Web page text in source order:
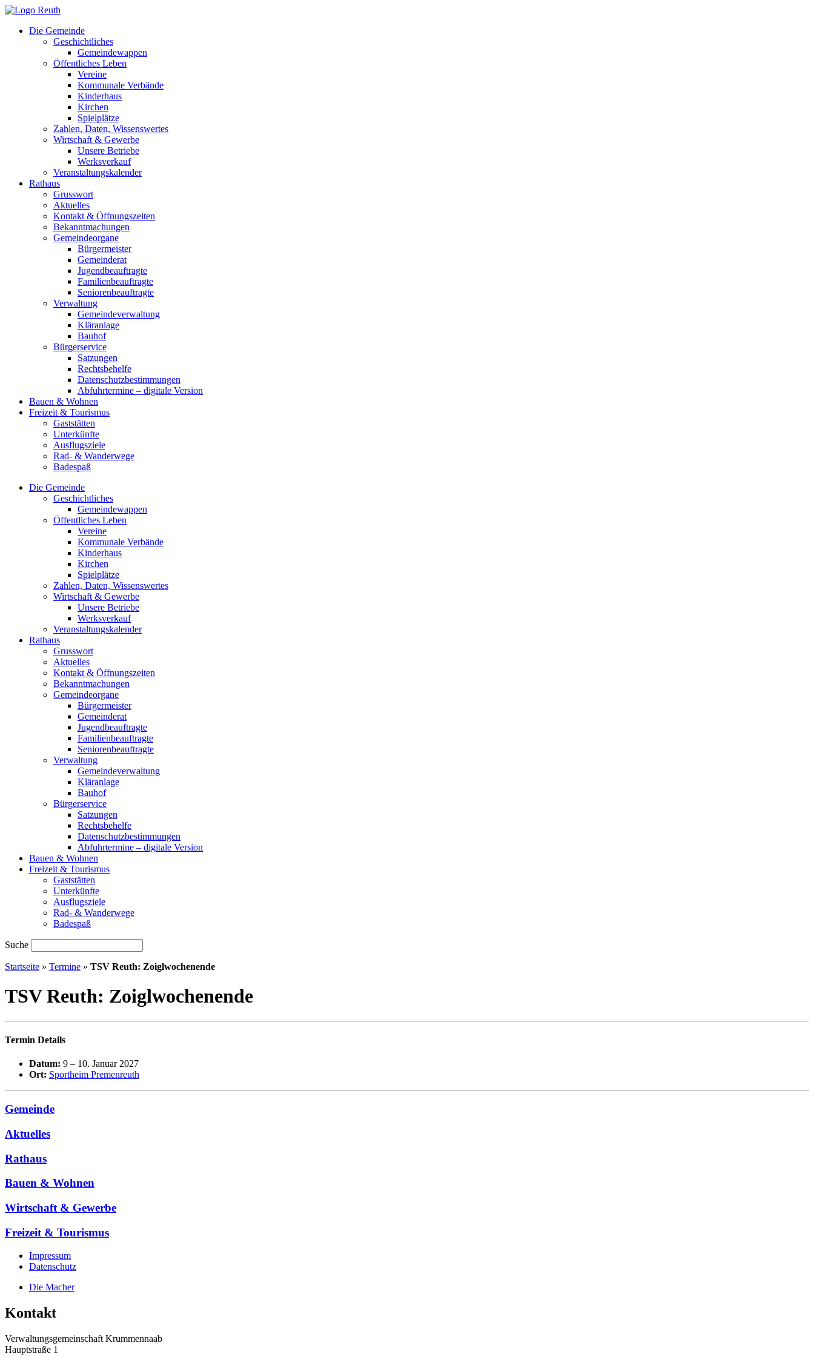
Zum
springenDie Gemeinde
Geschichtliches
Gemeindewappen
Öffentliches Leben
Vereine
Kommunale Verbände
Kinderhaus
Kirchen
Spielplätze
Zahlen, Daten, Wissenswertes
Wirtschaft & Gewerbe
Unsere Betriebe
Werksverkauf
Veranstaltungskalender
Rathaus
Grusswort
Aktuelles
Kontakt & Öffnungszeiten
Bekanntmachungen
Gemeindeorgane
Bürgermeister
Gemeinderat
Jugendbeauftragte
Familienbeauftragte
Seniorenbeauftragte
Verwaltung
Gemeindeverwaltung
Kläranlage
Bauhof
Bürgerservice
Satzungen
Rechtsbehelfe
Datenschutzbestimmungen
Abfuhrtermine – digitale Version
Bauen & Wohnen
Freizeit & Tourismus
Gaststätten
Unterkünfte
Ausflugsziele
Rad- & Wanderwege
Badespaß
Die Gemeinde
Geschichtliches
Gemeindewappen
Öffentliches Leben
Vereine
Kommunale Verbände
Kinderhaus
Kirchen
Spielplätze
Zahlen, Daten, Wissenswertes
Wirtschaft & Gewerbe
Unsere Betriebe
Werksverkauf
Veranstaltungskalender
Rathaus
Grusswort
Aktuelles
Kontakt & Öffnungszeiten
Bekanntmachungen
Gemeindeorgane
Bürgermeister
Gemeinderat
Jugendbeauftragte
Familienbeauftragte
Seniorenbeauftragte
Verwaltung
Gemeindeverwaltung
Kläranlage
Bauhof
Bürgerservice
Satzungen
Rechtsbehelfe
Datenschutzbestimmungen
Abfuhrtermine – digitale Version
Bauen & Wohnen
Freizeit & Tourismus
Gaststätten
Unterkünfte
Ausflugsziele
Rad- & Wanderwege
Badespaß
Suche
Startseite » Termine » TSV Reuth: Zoiglwochenende
TSV Reuth: Zoiglwochenende
Termin Details
Datum: 9 – 10. Januar 2027
Ort: Sportheim Premenreuth
Gemeinde
Aktuelles
Rathaus
Bauen & Wohnen
Wirtschaft & Gewerbe
Freizeit & Tourismus
Impressum
Datenschutz
Die Macher
Kontakt
Verwaltungsgemeinschaft Krummennaab
Hauptstraße 1